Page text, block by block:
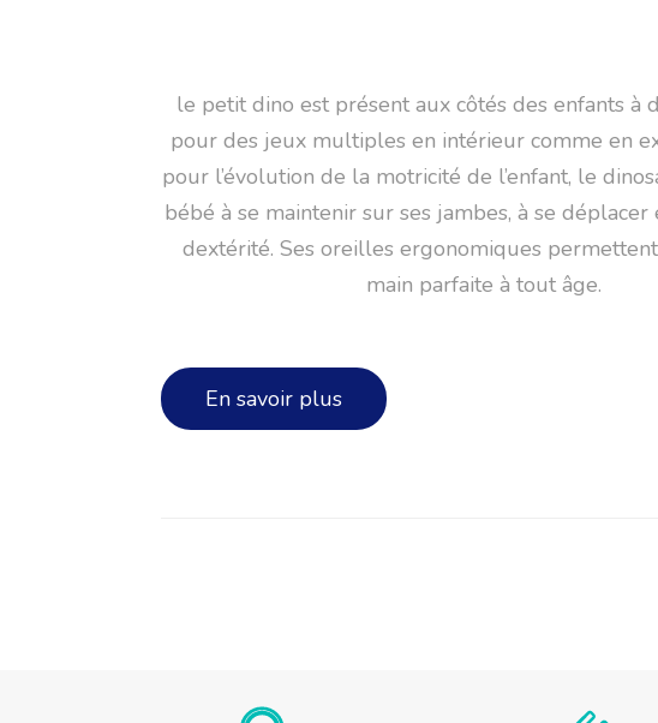
le petit dino est présent aux côtés des enfants à
pour des jeux multiples en intérieur comme en
pour l’évolution de la motricité de l’enfant, le
bébé à se maintenir sur ses jambes, à se
dextérité. Ses oreilles ergonomiques
main parfaite à tout âge.
En savoir plus